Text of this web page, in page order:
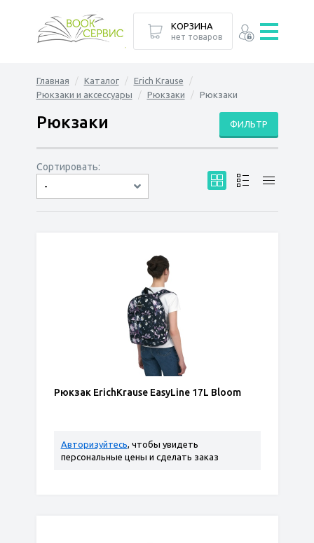
Главная Каталог
Erich Krause
Рюкзаки и аксессуары
Рюкзаки Рюкзаки
ФИЛЬТР
Рюкзаки
Сортировать:
-
по дате
по популярности
сначала дешёвые
сначала дорогие
Рюкзак ErichKrause EasyLine 17L Bloom
Авторизуйтесь, чтобы увидеть
персональные цены и сделать заказ
КОРЗИНА
нет товаров